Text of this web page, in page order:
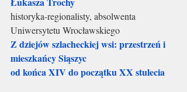
historyka-regionalisty, absolwenta
Uniwersytetu Wrocławskiego
Z dziejów szlacheckiej wsi: przestrzeń i
mieszkańcy Siąszyc
od końca XIV do początku XX stulecia